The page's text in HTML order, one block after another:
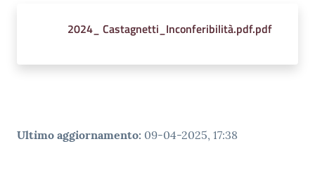
2024_ Castagnetti_Inconferibilità.pdf.pdf
Ultimo aggiornamento: 09-04-2025, 17:38